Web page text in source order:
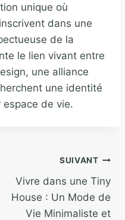
unique où
dans une
de la
le lien vivant entre
une alliance
une identité
de vie.
SUIVANT
Vivre dans une Tiny
House : Un Mode de
Vie Minimaliste et